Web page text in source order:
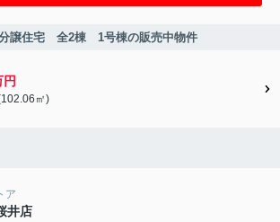
譲住宅 全2棟 1号棟の販売中物件
㎡)
ア
井店